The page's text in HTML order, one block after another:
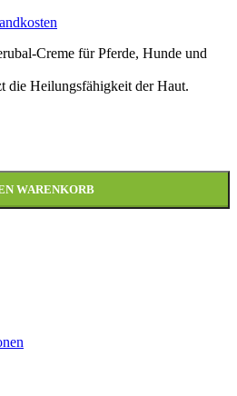
Creme für Pferde, Hunde und
die Heilungsfähigkeit der Haut.
Perubabalsam - 200 ml Menge
WARENKORB